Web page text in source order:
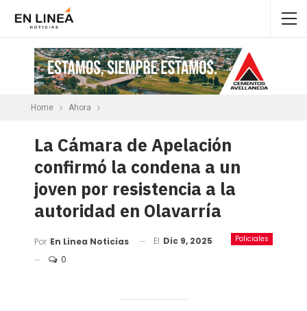
Home Ahora
La Cámara de Apelación
confirmó la condena a un
joven por resistencia a la
autoridad en Olavarría
Policiales
Por En Linea Noticias El Dic 9, 2025
0